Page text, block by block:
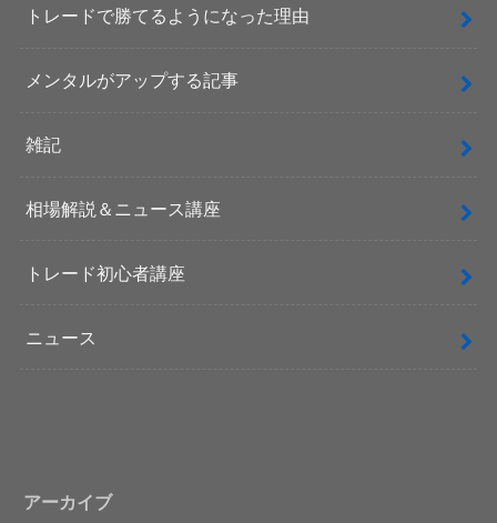
トレードで勝てるようになった理由
メンタルがアップする記事
雑記
相場解説＆ニュース講座
トレード初心者講座
ニュース
アーカイブ